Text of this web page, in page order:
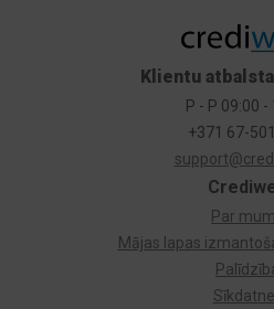
Par
Mājas lapas
Klientu
P - P 09:00 -
+371 67-